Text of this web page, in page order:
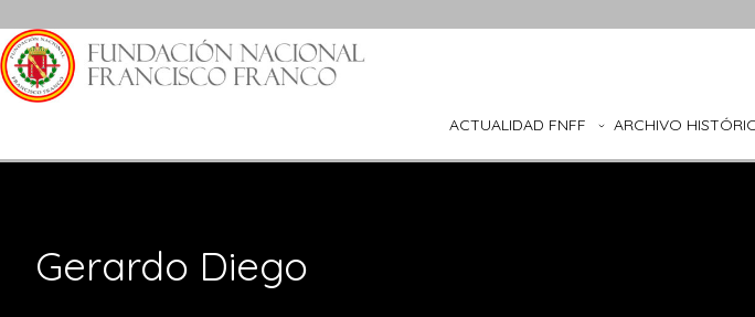
al
contenido
ACTUALIDAD FNFF ARCHIVO
Gerardo Diego